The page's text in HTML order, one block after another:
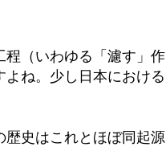
（いわゆる「濾す」作
ね。少し日本における
史はこれとほぼ同起源